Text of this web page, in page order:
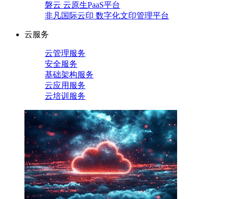
磐云 云原生PaaS平台
非凡国际云印 数字化文印管理平台
云服务
云管理服务
安全服务
基础架构服务
云应用服务
云培训服务